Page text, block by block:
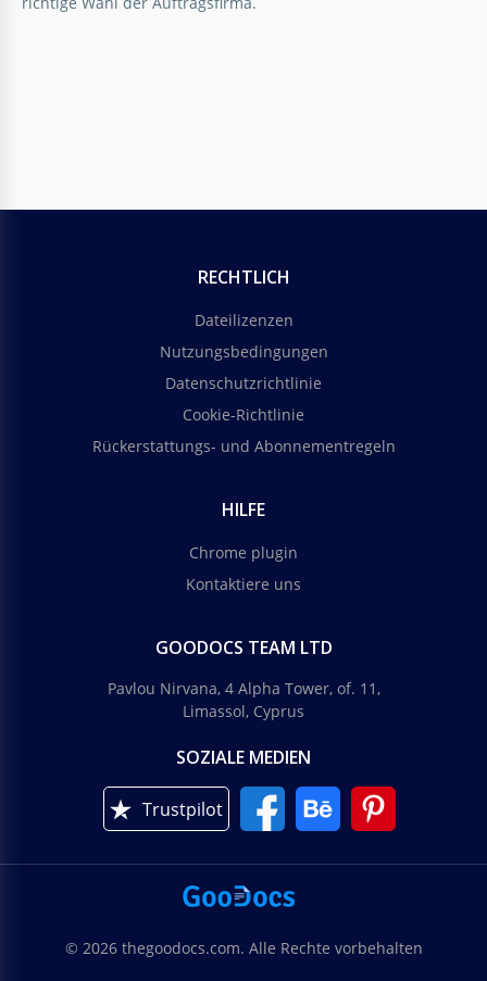
RECHTLICH
Dateilizenzen
Nutzungsbedingungen
Datenschutzrichtlinie
Cookie-Richtlinie
Rückerstattungs- und Abonnementregeln
HILFE
Chrome plugin
Kontaktiere uns
GOODOCS TEAM LTD
Pavlou Nirvana, 4 Alpha Tower, of. 11,
Limassol, Cyprus
SOZIALE MEDIEN
Trustpilot
© 2026 thegoodocs.com. Alle Rechte vorbehalten